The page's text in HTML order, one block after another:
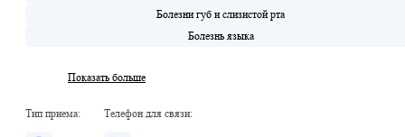
Болезни губ и слизистой рта
Болезнь языка
Показать больше
Тип приема: Телефон для связи: